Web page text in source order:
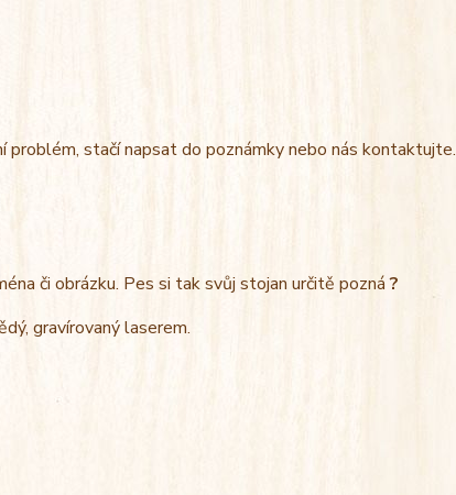
problém, stačí napsat do poznámky nebo nás kontaktujte.
či obrázku. Pes si tak svůj stojan určitě pozná?
gravírovaný laserem.